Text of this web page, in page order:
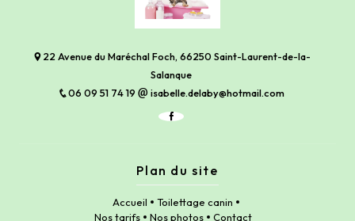
22 Avenue du Maréchal Foch, 66250 Saint-Laurent-de-la-
Salanque
06 09 51 74 19
isabelle.delaby@hotmail.com
Plan du site
Accueil
Toilettage canin
Nos tarifs
Nos photos Contact